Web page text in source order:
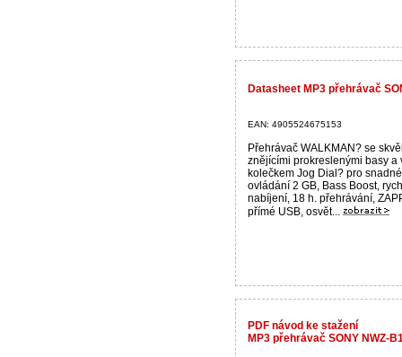
Datasheet MP3 přehrávač
EAN: 4905524675153
Přehrávač WALKMAN? se
znějícími prokreslenými basy a
kolečkem Jog Dial? pro snadné
ovládání 2 GB, Bass Boost,
nabíjení, 18 h. přehrávání,
přímé USB, osvět...
PDF návod ke stažení
MP3 přehrávač SONY NWZ-